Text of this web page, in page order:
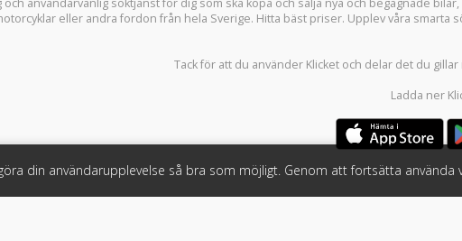
och användarvänlig söktjänst för dig som ska köpa och sälja nya och begagnade bilar,
eller andra fordon från hela Sverige. Hitta bäst priser. Upplev våra smarta
Tack för att du använder Klicket och delar det du
Ladda ner
din användarupplevelse så bra som möjligt. Genom att fortsätta